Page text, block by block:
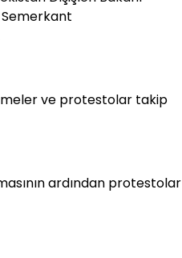
Semerkant
ve protestolar takip
ardından protestolar